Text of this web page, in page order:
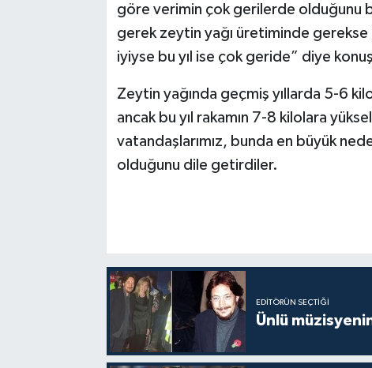
göre verimin çok gerilerde olduğunu
gerek zeytin yağı üretiminde gerekse
iyiyse bu yıl ise çok geride” diye
Zeytin yağında geçmiş yıllarda 5-6
ancak bu yıl rakamın 7-8 kilolara
vatandaşlarımız, bunda en büyük
olduğunu dile getirdiler.
EDITÖRÜN SEÇTIĞI
Ünlü